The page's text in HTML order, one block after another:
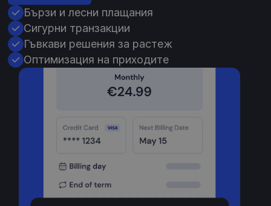
Бързи и лесни плащания
Сигурни транзакции
Гъвкави решения за растеж
Оптимизация на приходите